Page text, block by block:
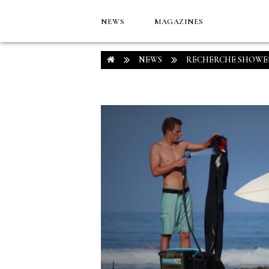
NEWS MAGAZINES
NEWS RECHERCHE